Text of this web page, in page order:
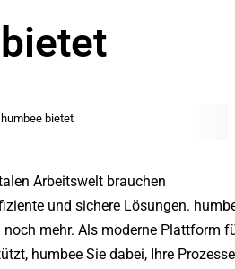
bietet
Arbeitswelt brauchen
und sichere Lösungen.
mehr. Als moderne Plattform
humbee Sie dabei, Ihre Prozesse